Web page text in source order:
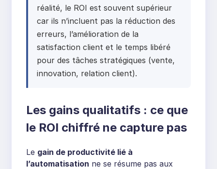
réalité, le ROI est souvent supérieur
car ils n’incluent pas la réduction des
erreurs, l’amélioration de la
satisfaction client et le temps libéré
pour des tâches stratégiques (vente,
innovation, relation client).
Les gains qualitatifs : ce que
le ROI chiffré ne capture pas
Le gain de productivité lié à
l’automatisation ne se résume pas aux